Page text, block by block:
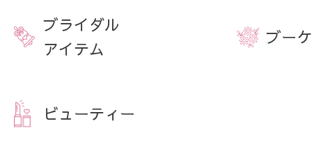
ブライダル
アイテム
ブーケ
ビューティー